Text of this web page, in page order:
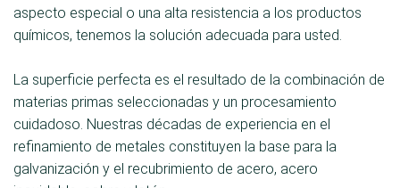
aspecto especial o una alta resistencia a los productos
químicos, tenemos la solución adecuada para usted.
La superficie perfecta es el resultado de la combinación de
materias primas seleccionadas y un procesamiento
cuidadoso. Nuestras décadas de experiencia en el
refinamiento de metales constituyen la base para la
galvanización y el recubrimiento de acero, acero